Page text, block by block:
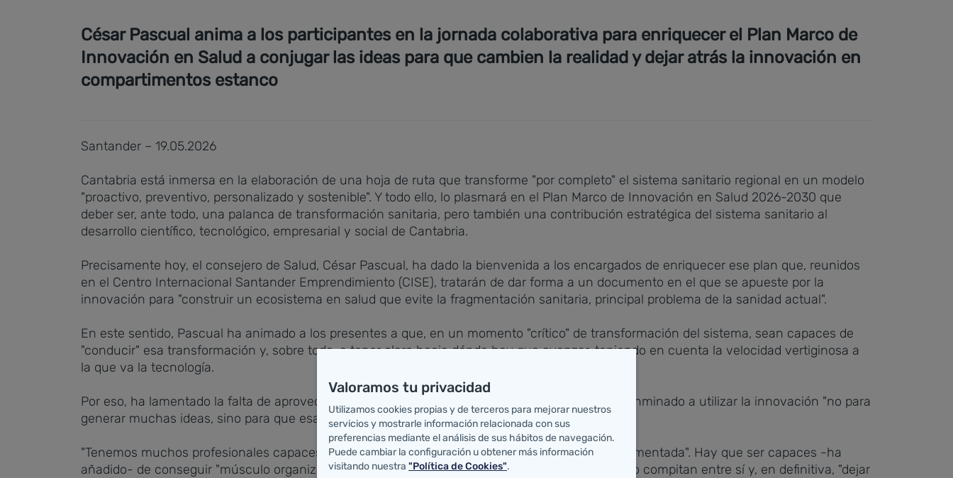
César Pascual anima a los participantes en la jornada colaborativa para enriquecer el Plan Marco de
Innovación en Salud a conjugar las ideas para que cambien la realidad y dejar atrás la innovación en
compartimentos estanco
Santander – 19.05.2026
Cantabria está inmersa en la elaboración de una hoja de ruta que transforme "por completo" el sistema sanitario regional en un modelo
"proactivo, preventivo, personalizado y sostenible". Y todo ello, lo plasmará en el Plan Marco de Innovación en Salud 2026-2030 que
deber ser, ante todo, una palanca de transformación sanitaria, pero también una contribución estratégica del sistema sanitario al
desarrollo científico, tecnológico, empresarial y social de Cantabria.
Precisamente hoy, el consejero de Salud, César Pascual, ha dado la bienvenida a los encargados de enriquecer ese plan que, reunidos
en el Centro Internacional Santander Emprendimiento (CISE), tratarán de dar forma a un documento en el que se apueste por la
innovación para "construir un ecosistema en salud que evite la fragmentación sanitaria, principal problema de la sanidad actual".
En este sentido, Pascual ha animado a los presentes a que, en un momento "crítico" de transformación del sistema, sean capaces de
"conducir" esa transformación y, sobre todo, a tener claro hacia dónde hay que avanzar, teniendo en cuenta la velocidad vertiginosa a
la que va la tecnología.
Por eso, ha lamentado la falta de aprovechamiento "real" del arsenal tecnológico actual y ha conminado a utilizar la innovación "no para
generar muchas ideas, sino para que esas ideas cambien la realidad".
"Tenemos muchos profesionales capaces de hacer muchas cosas, pero de forma aislada y fragmentada". Hay que ser capaces -ha
añadido- de conseguir "músculo organizativo, evitar la dispersión, tratar de que los proyectos no compitan entre sí y, en definitiva, "dejar
Valoramos tu privacidad
Utilizamos cookies propias y de terceros para mejorar nuestros
servicios y mostrarle información relacionada con sus
preferencias mediante el análisis de sus hábitos de navegación.
Puede cambiar la configuración u obtener más información
visitando nuestra "Política de Cookies".